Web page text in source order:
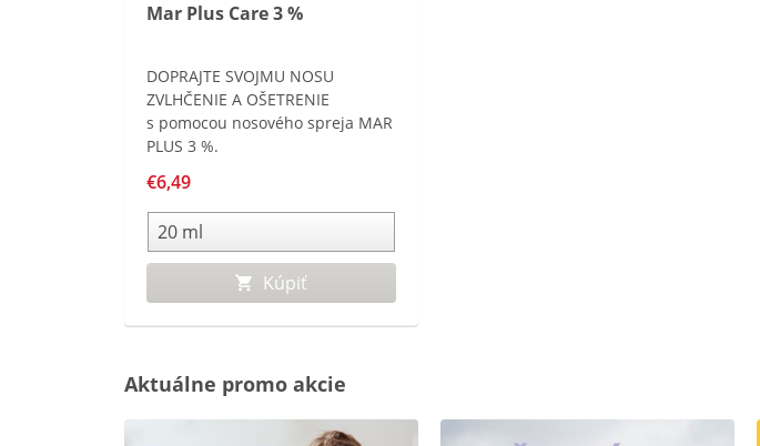
Mar Plus Care 3 %
DOPRAJTE SVOJMU NOSU
ZVLHČENIE A OŠETRENIE
s pomocou nosového spreja MAR
PLUS 3 %.
€6,49
Kúpiť
Aktuálne promo akcie